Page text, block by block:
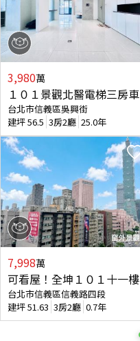
3,980萬
１０１景觀北醫電梯三房車
台北市信義區吳興街
建坪56.5 3房2廳 25.0年
7,998萬
可看屋！全坤１０１十一樓
台北市信義區信義路四段
建坪51.63 3房2廳 0.7年